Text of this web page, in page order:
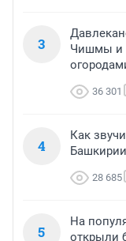
3
Чишмы и
36 301
4
Как
28 685
5
На
открыли